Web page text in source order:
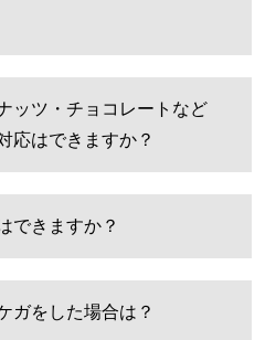
ッツ・チョコレートなど
応はできますか？
できますか？
ガをした場合は？